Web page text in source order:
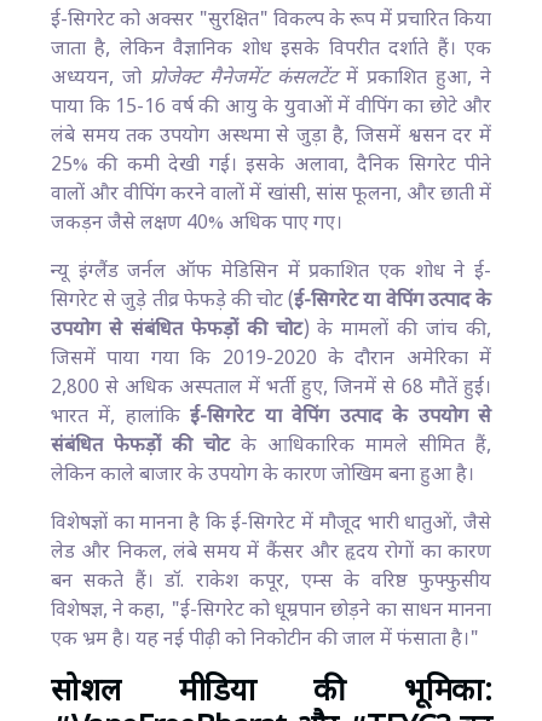
ई-सिगरेट को अक्सर "सुरक्षित" विकल्प के रूप में प्रचारित किया
जाता है, लेकिन वैज्ञानिक शोध इसके विपरीत दर्शाते हैं। एक
अध्ययन, जो प्रोजेक्ट मैनेजमेंट कंसलटेंटमें प्रकाशित हुआ, ने
पाया कि 15-16 वर्ष की आयु के युवाओं में वीपिंग का छोटे और
लंबे समय तक उपयोग अस्थमा से जुड़ा है, जिसमें श्वसन दर में
25% की कमी देखी गई। इसके अलावा, दैनिक सिगरेट पीने
वालों और वीपिंग करने वालों में खांसी, सांस फूलना, और छाती में
जकड़न जैसे लक्षण 40% अधिक पाए गए।
न्यू इंग्लैंड जर्नल ऑफ मेडिसिन में प्रकाशित एक शोध ने ई-
सिगरेट से जुड़े तीव्र फेफड़े की चोट (ई-सिगरेट या वेपिंग उत्पाद के
उपयोग से संबंधित फेफड़ों की चोट) के मामलों की जांच की,
जिसमें पाया गया कि 2019-2020 के दौरान अमेरिका में
2,800 से अधिक अस्पताल में भर्ती हुए, जिनमें से 68 मौतें हुईं।
भारत में, हालांकिई-सिगरेट या वेपिंग उत्पाद के उपयोग से
संबंधित फेफड़ों की चोटके आधिकारिक मामले सीमित हैं,
लेकिन काले बाजार के उपयोग के कारण जोखिम बना हुआ है।
विशेषज्ञों का मानना है कि ई-सिगरेट में मौजूद भारी धातुओं, जैसे
लेड और निकल, लंबे समय में कैंसर और हृदय रोगों का कारण
बन सकते हैं। डॉ. राकेश कपूर, एम्स के वरिष्ठ फुफ्फुसीय
विशेषज्ञ, ने कहा, "ई-सिगरेट को धूम्रपान छोड़ने का साधन मानना
एक भ्रम है। यह नई पीढ़ी को निकोटीन की जाल में फंसाता है।"
सोशल मीडिया की भूमिका: